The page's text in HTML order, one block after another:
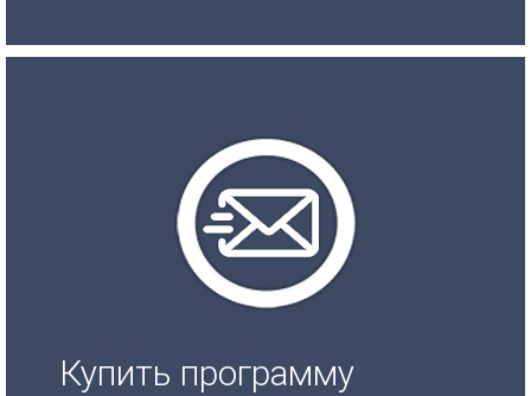
Купить программу